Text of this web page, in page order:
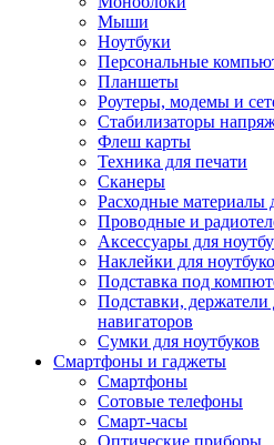
Мыши
Ноутбуки
Персональные
Планшеты
Роутеры, модемы и
Стабилизаторы
Флеш карты
Техника для печати
Сканеры
Расходные материалы
Проводные и
Аксессуары для
Наклейки для
Подставка под
Подставки, держатели
навигаторов
Сумки для ноутбуков
Смартфоны и гаджеты
Смартфоны
Сотовые телефоны
Смарт-часы
Оптические приборы